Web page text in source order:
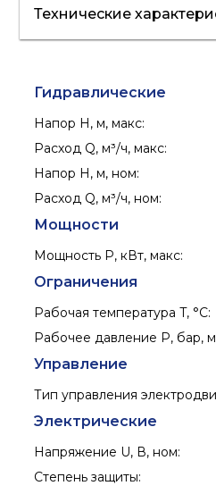
отопление
Технические
Гидравлические
Напор H, м, макс:
Расход Q, м³/ч, макс:
Напор H, м, ном:
Расход Q, м³/ч, ном:
Мощности
Мощность P, кВт, макс:
Ограничения
Рабочая температура T, °C:
Рабочее давление P, бар,
Управление
Тип управления
Электрические
Напряжение U, В, ном:
Степень защиты: